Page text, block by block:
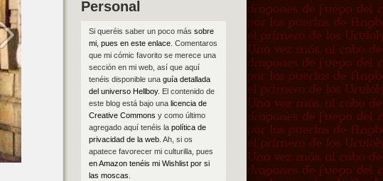
Personal
Si queréis saber un poco más sobre
mi, pues en este enlace. Comentaros
que mi cómic favorito se merece una
sección en mi web, así que aquí
tenéis disponible una guía detallada
del universo Hellboy. El contenido de
este blog está bajo una licencia de
Creative Commons y como último
agregado aquí tenéis la política de
privacidad de la web. Ah, si os
apatece favorecer mi culturilla, pues
en Amazon tenéis mi Wishlist por si
las moscas